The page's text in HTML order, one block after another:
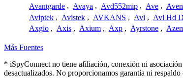
Avantgarde , Avaya , Avd552mip , Ave ,
Aviptek , Avistek , AVKANS , Avl , Avl Hd
Axgio , Axis , Axium , Axp , Ayrstone ,
Más Fuentes
* iSpyConnect no tiene afiliación, conexión ni
desactualizados. No proporcionamos garantía ni